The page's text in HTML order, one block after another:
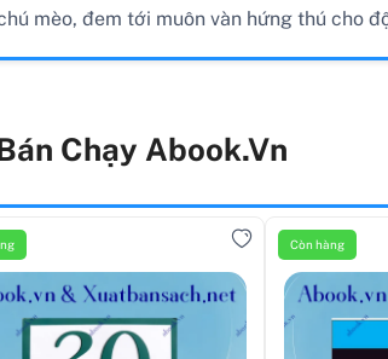
mèo, đem tới muôn vàn hứng thú cho
Chạy Abook.vn
Còn hàng